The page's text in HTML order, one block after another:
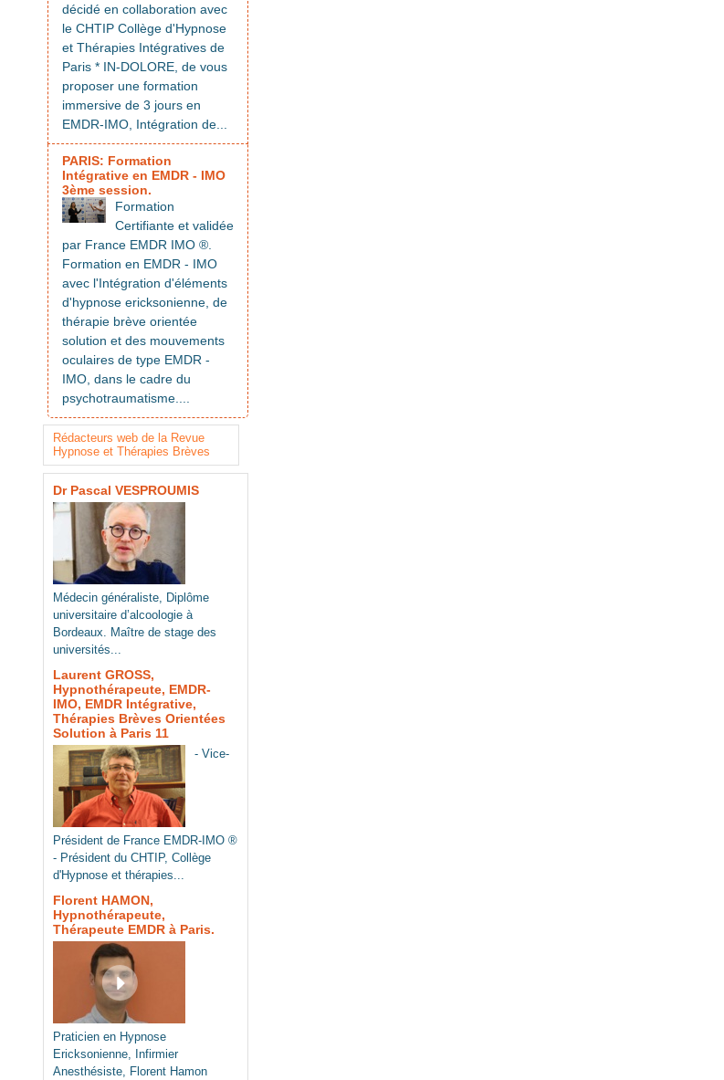
décidé en collaboration avec
le CHTIP Collège d'Hypnose
et Thérapies Intégratives de
Paris * IN-DOLORE, de vous
proposer une formation
immersive de 3 jours en
EMDR-IMO, Intégration de...
PARIS: Formation
Intégrative en EMDR - IMO
3ème session.
Formation
Certifiante et validée
par France EMDR IMO ®.
Formation en EMDR - IMO
avec l'Intégration d'éléments
d'hypnose ericksonienne, de
thérapie brève orientée
solution et des mouvements
oculaires de type EMDR -
IMO, dans le cadre du
psychotraumatisme....
Rédacteurs web de la Revue
Hypnose et Thérapies Brèves
Dr Pascal VESPROUMIS
Médecin généraliste, Diplôme
universitaire d’alcoologie à
Bordeaux. Maître de stage des
universités...
Laurent GROSS,
Hypnothérapeute, EMDR-
IMO, EMDR Intégrative,
Thérapies Brèves Orientées
Solution à Paris 11
- Vice-
Président de France EMDR-IMO ®
- Président du CHTIP, Collège
d'Hypnose et thérapies...
Florent HAMON,
Hypnothérapeute,
Thérapeute EMDR à Paris.
Praticien en Hypnose
Ericksonienne, Infirmier
Anesthésiste, Florent Hamon